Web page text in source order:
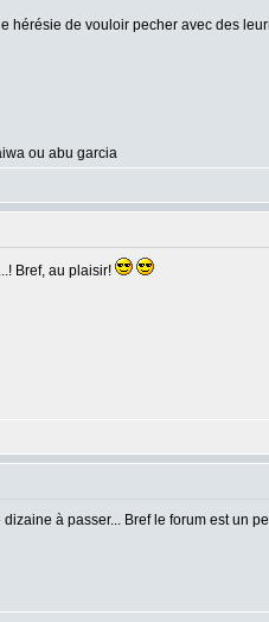
de vouloir pecher avec des
ou abu garcia
Bref, au plaisir!
à passer... Bref le forum est un